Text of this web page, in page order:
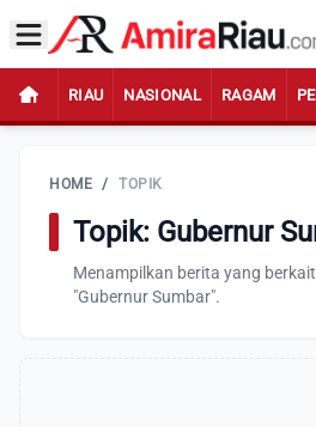
RIAU NASIONAL RAGAM
HOME / TOPIK
Topik: Gubernur
Menampilkan berita yang
"Gubernur Sumbar".